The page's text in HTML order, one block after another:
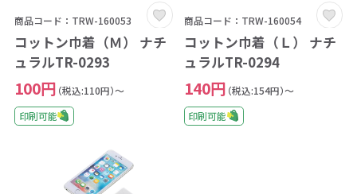
商品コード：TRW-160053
コットン巾着（Ｍ） ナチ
ュラルTR-0293
100円 （税込:110円）～
印刷可能
商品コード：TRW-160054
コットン巾着（Ｌ） ナチ
ュラルTR-0294
140円 （税込:154円）～
印刷可能